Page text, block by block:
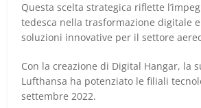
Questa scelta strategica riflette
tedesca nella trasformazione digitale
soluzioni innovative per il settore
Con la creazione di Digital Hangar, la
Lufthansa ha potenziato le filiali
settembre 2022.